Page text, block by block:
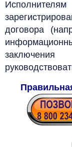
договора
заключения